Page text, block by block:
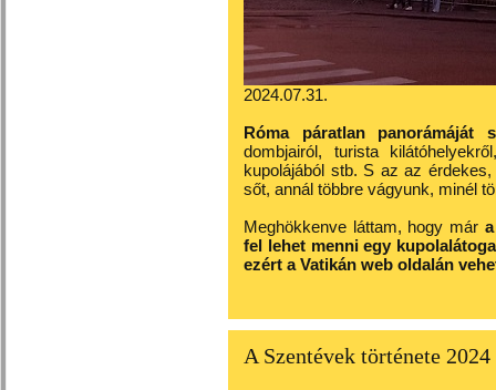
2024.07.31.
Róma páratlan panorámáját
dombjairól, turista
kupolájából stb. S az az
sőt, annál többre vágyunk, minél
Meghökkenve láttam, hogy már
fel lehet menni egy
ezért a Vatikán web oldalán
A Szentévek története 2024